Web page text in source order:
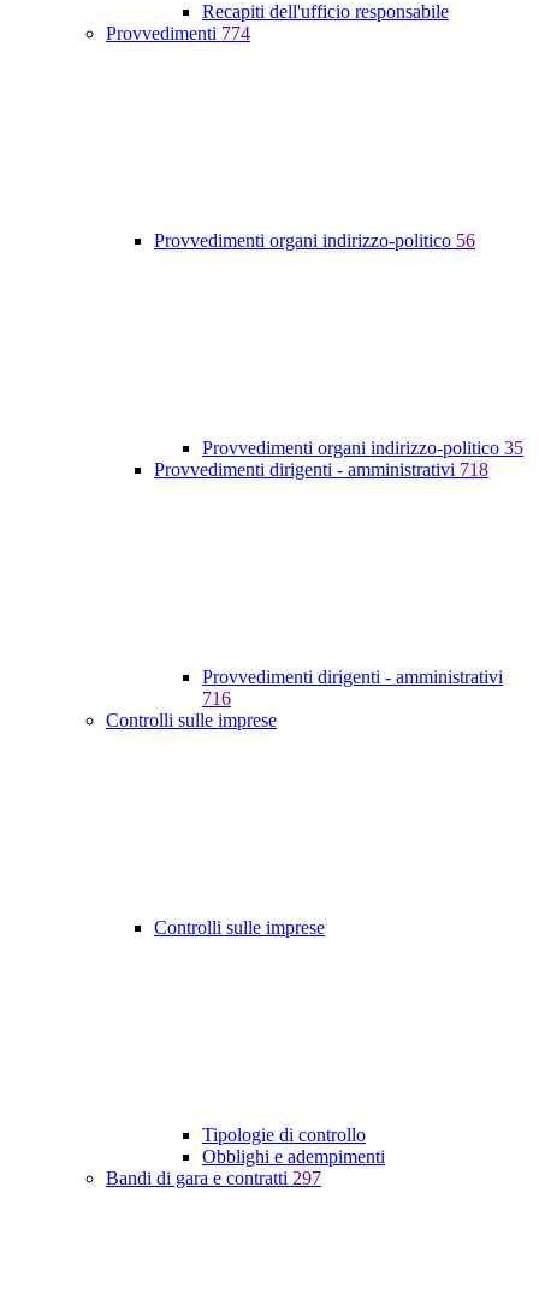
Recapiti dell'ufficio responsabile
Provvedimenti 774
Provvedimenti organi indirizzo-politico 56
Provvedimenti organi indirizzo-politico 35
Provvedimenti dirigenti - amministrativi 718
Provvedimenti dirigenti - amministrativi
716
Controlli sulle imprese
Controlli sulle imprese
Tipologie di controllo
Obblighi e adempimenti
Bandi di gara e contratti 297